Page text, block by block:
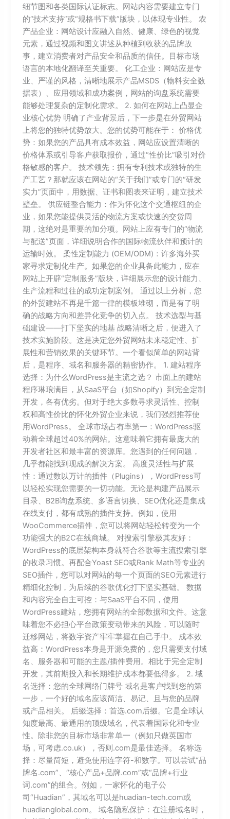
细节图和各类国际认证标志。网站内容需要建立专门
的“技术支持”或“规格书下载”版块，以体现专业性。 农
产品企业：网站设计应融入自然、健康、绿色的视觉
元素，通过视频和图文讲述从种植到收获的品牌故
事，建立消费者对产品安全和品质的信任。目标市场
语言的本地化翻译至关重要。 化工企业：网站应是专
业、严谨的风格，清晰地展示产品MSDS（物料安全数
据表）、应用领域和成功案例，网站的询盘系统需要
能够处理复杂的定制化需求。 2. 如何在网站上凸显企
业核心优势 明确了产业背景后，下一步是在外贸网站
上将您的独特优势放大。您的优势可能在于： 价格优
势：如果您的产品具有成本效益，网站应设置清晰的
价格体系或引导客户获取报价，通过“性价比”吸引对价
格敏感的客户。 技术领先：拥有专利技术或独特的生
产工艺？那就应该在网站的“关于我们”或专门的“研发
实力”页面中，用数据、证书和图表来证明，建立技术
壁垒。 供应链整合能力：作为怀化这个交通枢纽的企
业，如果您能提供灵活的物流方案或快速的交货周
期，这绝对是重要的加分项。网站上应有专门的“物流
与配送”页面，详细说明合作的国际物流伙伴和预计的
运输时效。 柔性定制能力 (OEM/ODM)：许多海外买
家寻求定制化生产。如果您的企业具备此能力，应在
网站上开辟“定制服务”版块，详细展示您的设计能力、
生产流程和过往的成功定制案例。 通过以上分析，您
的外贸建站不再是千篇一律的模板堆砌，而是有了明
确的战略方向和差异化竞争的切入点。 技术选型与基
础建设——打下坚实的地基 战略清晰之后，便进入了
技术实施阶段。这是决定您外贸网站未来稳定性、扩
展性和营销效果的关键环节。一个看似简单的网站背
后，是程序、域名和服务器的精密协作。 1. 建站程序
选择：为什么WordPress是主流之选？ 市面上的建站
程序琳琅满目，从SaaS平台（如Shopify）到完全定制
开发，各有优劣。但对于绝大多数寻求灵活性、控制
权和高性价比的怀化外贸企业来说，我们强烈推荐使
用WordPress。 全球市场占有率第一：WordPress驱
动着全球超过40%的网站。这意味着它拥有最庞大的
开发者社区和最丰富的资源库。您遇到的任何问题，
几乎都能找到现成的解决方案。 高度灵活性与扩展
性：通过数以万计的插件（Plugins），WordPress可
以轻松实现您需要的一切功能。无论是构建产品展示
目录、B2B询盘系统、多语言切换、SEO优化还是集成
在线支付，都有成熟的插件支持。例如，使用
WooCommerce插件，您可以将网站轻松转变为一个
功能强大的B2C在线商城。 对搜索引擎极其友好：
WordPress的底层架构本身就符合谷歌等主流搜索引擎
的收录习惯。再配合Yoast SEO或Rank Math等专业的
SEO插件，您可以对网站的每一个页面的SEO元素进行
精细化控制，为后续的谷歌优化打下坚实基础。 数据
和内容完全自主可控：与SaaS平台不同，使用
WordPress建站，您拥有网站的全部数据和文件。这意
味着您不必担心平台政策变动带来的风险，可以随时
迁移网站，将数字资产牢牢掌握在自己手中。 成本效
益高：WordPress本身是开源免费的，您只需要支付域
名、服务器和可能的主题/插件费用。相比于完全定制
开发，其前期投入和长期维护成本都要低得多。 2. 域
名选择：您的全球网络门牌号 域名是客户找到您的第
一步，一个好的域名应该简洁、易记、且与您的品牌
或产品相关。 后缀选择：首选.com后缀。它是全球认
知度最高、最通用的顶级域名，代表着国际化和专业
性。除非您的目标市场非常单一（例如只做英国市
场，可考虑.co.uk），否则.com是最佳选择。 名称选
择：尽量简短，避免使用连字符-和数字。可以尝试“品
牌名.com”、“核心产品+品牌.com”或“品牌+行业
词.com”的组合。例如，一家怀化的电子公
司“Huadian”，其域名可以是huadian-tech.com或
huadianglobal.com。 域名隐私保护：在注册域名时，